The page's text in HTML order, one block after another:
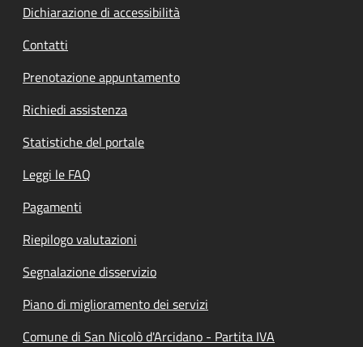
Dichiarazione di accessibilità
Contatti
Prenotazione appuntamento
Richiedi assistenza
Statistiche del portale
Leggi le FAQ
Pagamenti
Riepilogo valutazioni
Segnalazione disservizio
Piano di miglioramento dei servizi
Comune di San Nicolò d'Arcidano - Partita IVA